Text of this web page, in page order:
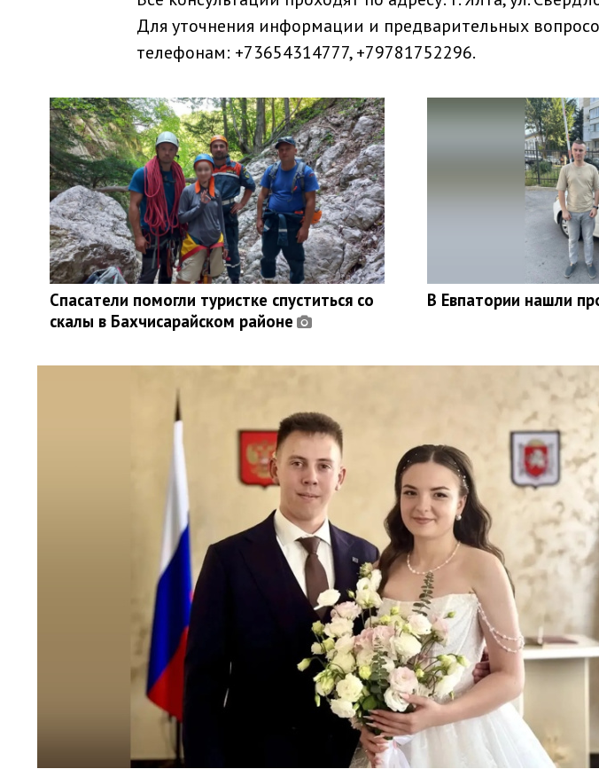
Для уточнения информации и предварительных
телефонам: +73654314777, +79781752296.
Спасатели помогли туристке спуститься со
скалы в Бахчисарайском районе
В Евпатории нашли